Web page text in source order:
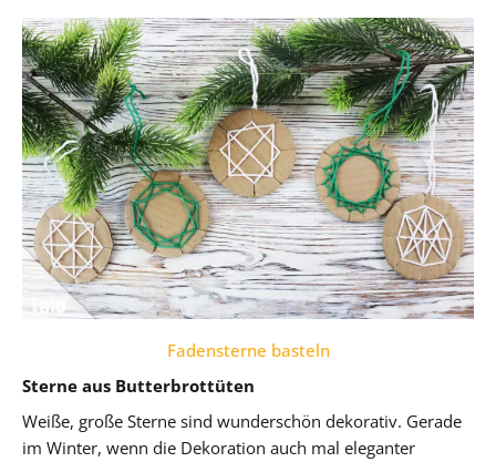
Fadensterne basteln
Sterne aus Butterbrottüten
Weiße, große Sterne sind wunderschön dekorativ. Gerade
im Winter, wenn die Dekoration auch mal eleganter